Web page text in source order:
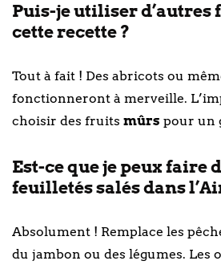
Puis-je utiliser d’autres
cette recette ?
Tout à fait ! Des abricots ou
fonctionneront à merveille.
choisir des fruits mûrs pour un
Est-ce que je peux faire
feuilletés salés dans
Absolument ! Remplace les
du jambon ou des légumes. Les